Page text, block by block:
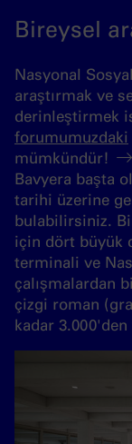
Bireysel
Nasyonal
araştırmak ve
derinleştirmek
forumumuzdaki
mümkündür!
Bavyera başta
tarihi üzerine
bulabilirsiniz.
için dört büyük
terminali ve
çalışmalardan
çizgi roman
kadar 3.000'den